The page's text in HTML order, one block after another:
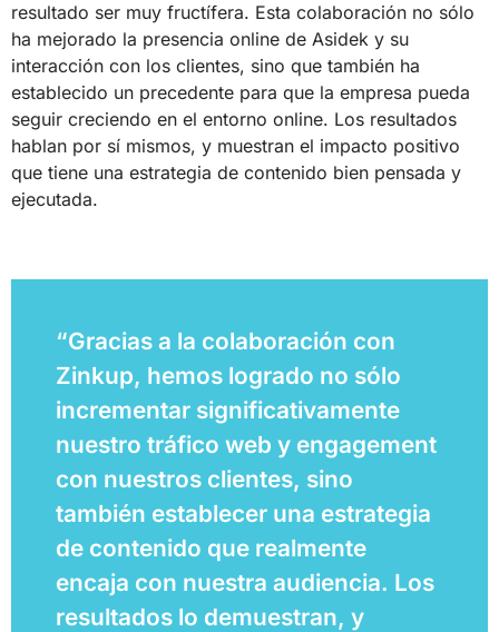
resultado ser muy fructífera. Esta colaboración no sólo
ha mejorado la presencia online de Asidek y su
interacción con los clientes, sino que también ha
establecido un precedente para que la empresa pueda
seguir creciendo en el entorno online. Los resultados
hablan por sí mismos, y muestran el impacto positivo
que tiene una estrategia de contenido bien pensada y
ejecutada.
“Gracias a la colaboración con
Zinkup, hemos logrado no sólo
incrementar significativamente
nuestro tráfico web y engagement
con nuestros clientes, sino
también establecer una estrategia
de contenido que realmente
encaja con nuestra audiencia. Los
resultados lo demuestran, y